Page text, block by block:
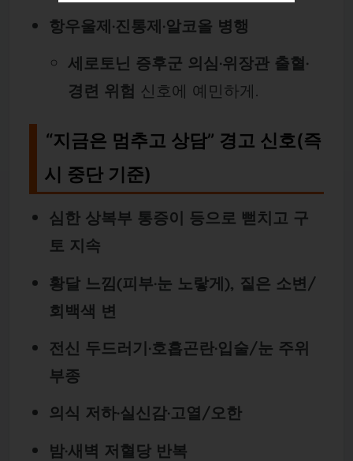
항우울제·진통제·알코올 병행
세로토닌 증후군 의심·위장관 출혈·
경련 위험 신호에 예민하게.
“지금은 멈추고 상담” 경고 신호(즉
시 중단 기준)
심한 상복부 통증이 등으로 뻗치고 구
토 지속
황달 느낌(피부·눈 노랗게), 짙은 소변/
회백색 변
전신 두드러기·호흡곤란·입술/눈 주위
부종
의식 저하·실신감·고열/오한
밤·새벽 저혈당 반복